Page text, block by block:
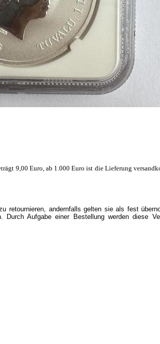
9,00 Euro, ab 1.000 Euro ist die Lieferung
retournieren, andernfalls gelten sie als fest
Durch Aufgabe einer Bestellung werden diese